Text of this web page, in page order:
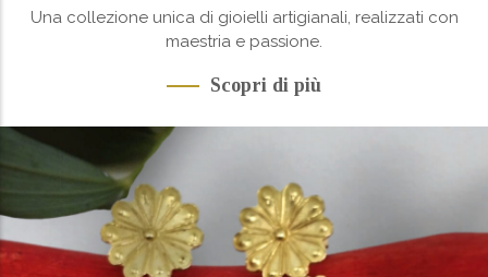
Una collezione unica di gioielli artigianali, realizzati con
maestria e passione.
Scopri di più